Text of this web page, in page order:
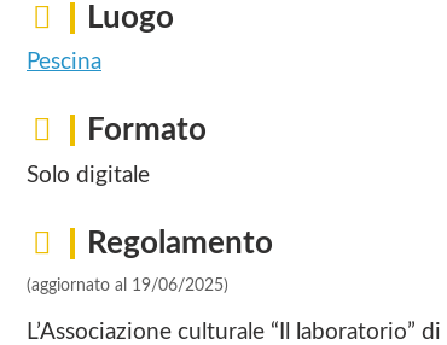
Luogo
Pescina
Formato
Solo digitale
Regolamento
(aggiornato al 19/06/2025)
L’Associazione culturale “Il laboratorio”